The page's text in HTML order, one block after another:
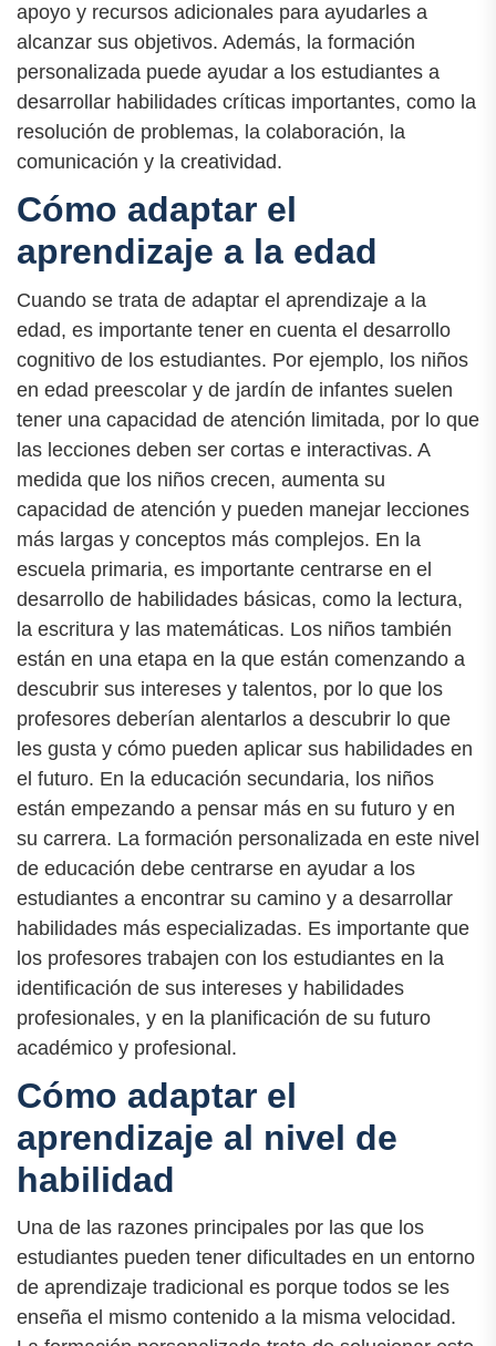
apoyo y recursos adicionales para ayudarles a
alcanzar sus objetivos. Además, la formación
personalizada puede ayudar a los estudiantes a
desarrollar habilidades críticas importantes, como la
resolución de problemas, la colaboración, la
comunicación y la creatividad.
Cómo adaptar el
aprendizaje a la edad
Cuando se trata de adaptar el aprendizaje a la
edad, es importante tener en cuenta el desarrollo
cognitivo de los estudiantes. Por ejemplo, los niños
en edad preescolar y de jardín de infantes suelen
tener una capacidad de atención limitada, por lo que
las lecciones deben ser cortas e interactivas. A
medida que los niños crecen, aumenta su
capacidad de atención y pueden manejar lecciones
más largas y conceptos más complejos. En la
escuela primaria, es importante centrarse en el
desarrollo de habilidades básicas, como la lectura,
la escritura y las matemáticas. Los niños también
están en una etapa en la que están comenzando a
descubrir sus intereses y talentos, por lo que los
profesores deberían alentarlos a descubrir lo que
les gusta y cómo pueden aplicar sus habilidades en
el futuro. En la educación secundaria, los niños
están empezando a pensar más en su futuro y en
su carrera. La formación personalizada en este nivel
de educación debe centrarse en ayudar a los
estudiantes a encontrar su camino y a desarrollar
habilidades más especializadas. Es importante que
los profesores trabajen con los estudiantes en la
identificación de sus intereses y habilidades
profesionales, y en la planificación de su futuro
académico y profesional.
Cómo adaptar el
aprendizaje al nivel de
habilidad
Una de las razones principales por las que los
estudiantes pueden tener dificultades en un entorno
de aprendizaje tradicional es porque todos se les
enseña el mismo contenido a la misma velocidad.